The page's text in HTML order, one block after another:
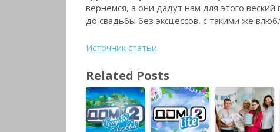
вернемся, а они дадут нам для этого
до свадьбы без эксцессов, с такими же
Источник статьи
Related Posts